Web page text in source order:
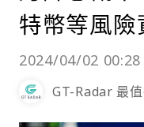
特幣等風
2024/04/02 00:28
GT-Radar 最